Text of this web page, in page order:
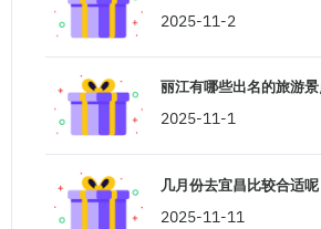
2025-11-2
丽江有哪些出名的旅游
2025-11-1
几月份去宜昌比较合适呢
2025-11-11